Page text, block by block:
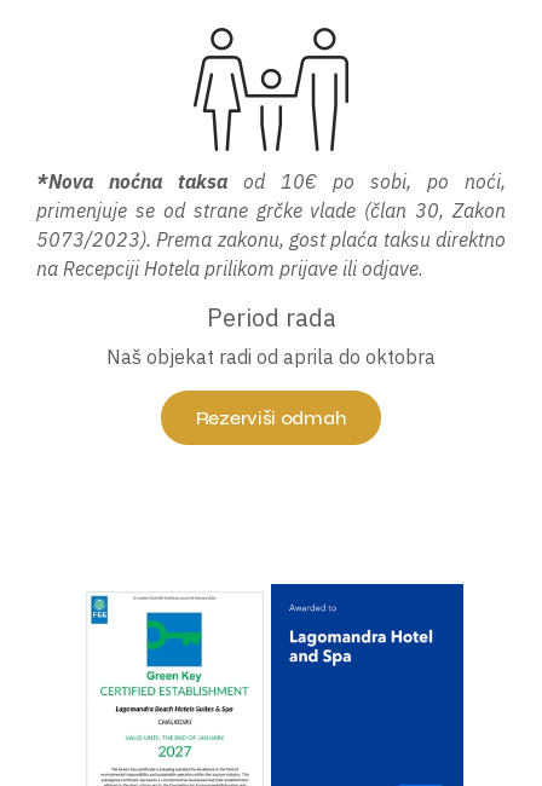
*Nova noćna taksa od 10€ po sobi, po noći,
primenjuje se od strane grčke vlade (član 30, Zakon
5073/2023). Prema zakonu, gost plaća taksu direktno
na Recepciji Hotela prilikom prijave ili odjave.
Period rada
Naš objekat radi od aprila do oktobra
Rezerviši odmah